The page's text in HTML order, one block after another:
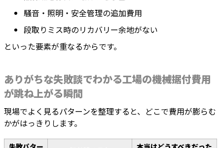
騒音・照明・安全管理の追加費用
段取りミス時のリカバリー余地がない
といった要素が重なるからです。
ありがちな失敗談でわかる工場の機械据付費用
が跳ね上がる瞬間
現場でよく見るパターンを整理すると、どこで費用が膨らむ
かがはっきりします。